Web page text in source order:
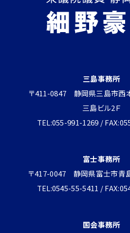
三島事務所
〒411-0847 静岡県三島市西
三島ビル2Ｆ
TEL:055-991-1269 /
富士事務所
〒417-0047 静岡県富士市青
TEL:0545-55-5411 /
国会事務所